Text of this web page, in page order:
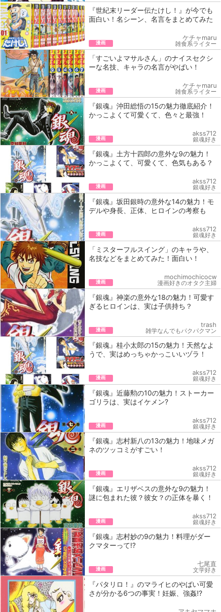
『世紀末リーダー伝たけし！』が今でも
面白い！名シーン、名言をまとめてみた
漫画
ケチャmaru
雑食系ライター
「すごいよマサルさん」のナイスセクシ
ーな名技、キャラの名言がやばい！
漫画
ケチャmaru
雑食系ライター
『銀魂』沖田総悟の15の魅力徹底紹介！
かっこよくて可愛くて、色々と最強！
漫画
akss712
銀魂好き
『銀魂』土方十四郎の意外な9の魅力！
かっこよくて、可愛くて、色気もある？
漫画
akss712
銀魂好き
『銀魂』坂田銀時の意外な14の魅力！モ
デルや身長、正体、ヒロインの考察も
漫画
akss712
銀魂好き
「ミスターフルスイング」のキャラや、
名技などをまとめてみた！面白い！
漫画
mochimochicocw
漫画好きのオタク主婦
『銀魂』神楽の意外な18の魅力！可愛す
ぎるヒロインは、実は子供持ち？
漫画
trash
雑学なんでもパクパクマン
『銀魂』桂小太郎の15の魅力！天然なよ
うで、実はめっちゃかっこいいヅラ！
漫画
akss712
銀魂好き
『銀魂』近藤勲の10の魅力！ストーカー
ゴリラは、実はイケメン?
漫画
akss712
銀魂好き
『銀魂』志村新八の13の魅力！地味メガ
ネのツッコミがすごい！
漫画
akss712
銀魂好き
『銀魂』エリザベスの意外な9の魅力！
謎に包まれた彼？彼女？の正体を暴く！
漫画
akss712
銀魂好き
『銀魂』志村妙の9の魅力！料理がダー
クマターって!?
漫画
七尾直
文学好き
『パタリロ！』のマライヒのやばい可愛
さが分かる6つの事実！妊娠、強姦!?